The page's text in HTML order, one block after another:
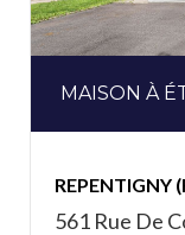
MAISON À
REPENTIGNY
561 Rue De